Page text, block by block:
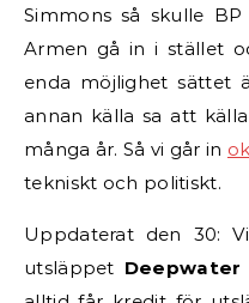
Simmons så skulle
Armen gå in i stället
enda möjlighet sättet
annan källa sa att
många år. Så vi går in
tekniskt och politiskt.
Uppdaterat den 30:
utsläppet Deepwater